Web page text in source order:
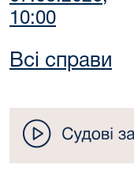
10:00
Всі справи